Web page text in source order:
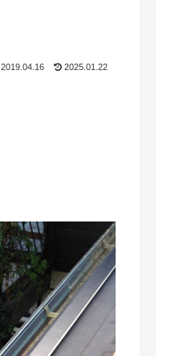
2019.04.16 2025.01.22